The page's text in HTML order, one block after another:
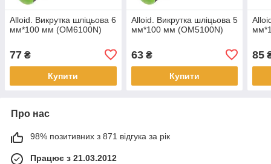
Alloid. Викрутка шліцьова 6
мм*100 мм (OM6100N)
77 ₴
Купити
Alloid. Викрутка шліцьова 5
мм*100 мм (OM5100N)
63₴
Купити
85
Про нас
98% позитивних з 871 відгука за рік
Працює з 21.03.2012